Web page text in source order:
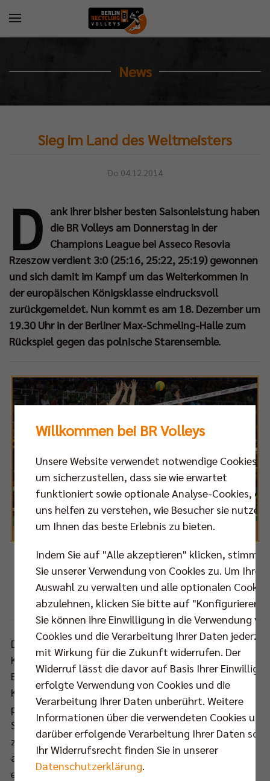
News
Sieg im Land des Weltmeisters
Do 04.12.2014
D ank ihrer bisher besten Saisonleistung haben
die BR Volleys am Donnerstag in der
Champions League bei Asseco Resovia
Rzeszow verdient 3:0 (25:16, 25:22, 25:19) gewonnen
und sich damit im Kampf um das Weiterkommen in
der europäischen Königsklasse eindrucksvoll
zurückgemeldet. Nun kommt es am 18. Dezember um
19.30 Uhr in der Berliner Max-Schmeling-Halle zum
Rückspiel gegen das polnische Starensemble.
In Rzeszow zeigten die BR Volleys eine ganz starke
Leistung und gewannen verdient mit 3:0.
Foto: CEV
Die Außenangreifer Scott Touzinsky und Robert
Kromm, die Mittelblocker Tomas Kmet und Rob
Bontje, Diagonalangreifer Paul Carroll, Zuspieler
Kawika Shoji sowie Libero Erik Shoji begannen beim
polnischen Top-Club um DVV-Kapitän Jochen
Schöps konzentriert und gestalteten das Match
zunächst ausgeglichen (8:6). Mit zwei
anschließenden Blockpunkten zogen die BR Volleys
erstmals an diesem Abend davon und spielten
Willkommen bei BR Volleys
Unsere Website verwendet notwendige Cookies,
um sicherzustellen, dass sie wie erwartet
funktioniert sowie optionale Analyse-Cookies, die
uns helfen zu verstehen, wie Besucher sie nutzen,
um Ihnen das beste Erlebnis zu bieten.
Indem Sie auf "Alle akzeptieren" klicken, stimmen
Sie unserer Verwendung von Cookies zu. Um Ihre
Auswahl zu verwalten und alle optionalen Cookies
abzulehnen, klicken Sie bitte auf "Konfigurieren".
Sie können ihre Einwilligung in die Verwendung
Cookies und die Verarbeitung Ihrer Daten
mit Wirkung für die Zukunft widerrufen. Der
Widerruf lässt die davor auf Basis Ihrer
erfolgte Verwendung von Cookies und die
Verarbeitung Ihrer Daten unberührt. Weitere
Informationen über die verwendeten Cookies und
darüber erfolgende Verarbeitung Ihrer Daten
Ihr Widerrufsrecht finden Sie in unserer
Datenschutzerklärung.